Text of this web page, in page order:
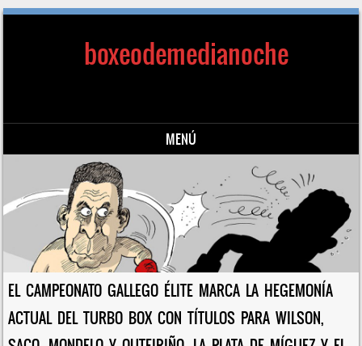
boxeodemedianoche
MENÚ
Saltar al contenido
EL CAMPEONATO GALLEGO ÉLITE MARCA LA HEGEMONÍA
ACTUAL DEL TURBO BOX CON TÍTULOS PARA WILSON,